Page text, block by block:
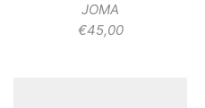
JOMA
€45,00